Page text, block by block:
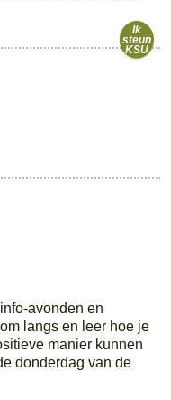
Ik
steun
KSU
avonden en
langs en leer hoe je
manier kunnen
donderdag van de